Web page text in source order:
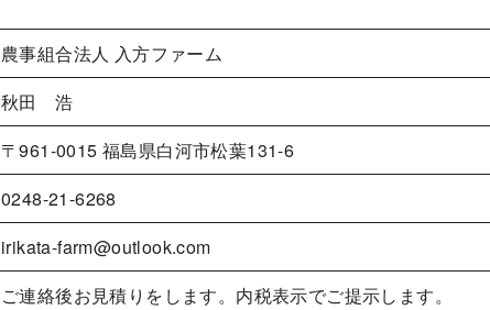
農事組合法人 入方ファーム
秋田 浩
〒961-0015 福島県白河市松葉131-6
0248-21-6268
irikata-farm@outlook.com
ご連絡後お見積りをします。内税表示でご提示します。